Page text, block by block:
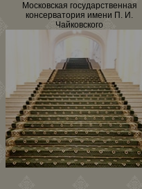
Московская государственная
консерватория имени П. И.
Чайковского